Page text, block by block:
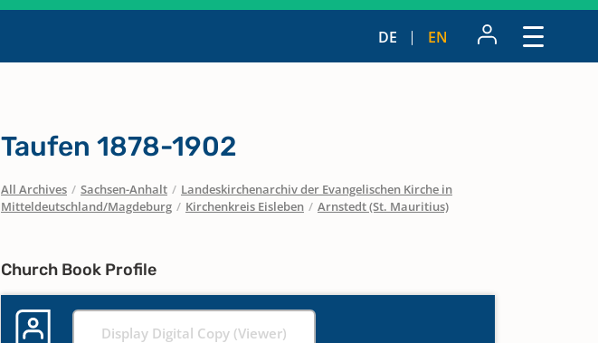
DE EN
Taufen 1878-1902
All Archives / Sachsen-Anhalt / Landeskirchenarchiv der Evangelischen Kirche in
Mitteldeutschland/Magdeburg / Kirchenkreis Eisleben / Arnstedt (St. Mauritius)
Church Book Profile
Display Digital Copy (Viewer)